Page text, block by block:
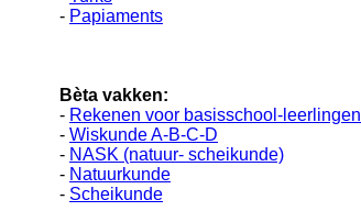
- Papiaments
Bèta vakken:
- Rekenen voor basisschool-leerlingen
- Wiskunde A-B-C-D
- NASK (natuur- scheikunde)
- Natuurkunde
- Scheikunde